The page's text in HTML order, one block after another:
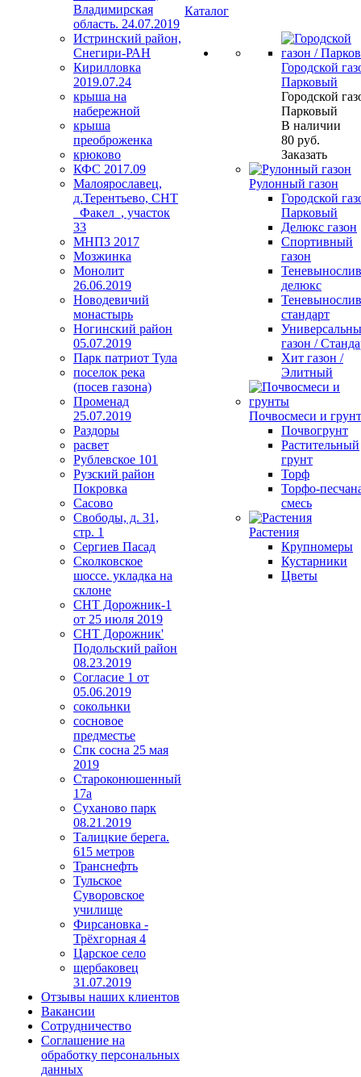
Владимирская
область. 24.07.2019
Истринский район,
Снегири-РАН
Кирилловка
2019.07.24
крыша на
набережной
крыша
преоброженка
крюково
КФС 2017.09
Малоярославец,
д.Терентьево, СНТ
_Факел_, участок
33
МНПЗ 2017
Мозжинка
Монолит
26.06.2019
Новодевичий
монастырь
Ногинский район
05.07.2019
Парк патриот Тула
поселок река
(посев газона)
Променад
25.07.2019
Раздоры
расвет
Рублевское 101
Рузский район
Покровка
Сасово
Свободы, д. 31,
стр. 1
Сергиев Пасад
Сколковское
шоссе. укладка на
склоне
СНТ Дорожник-1
от 25 июля 2019
СНТ Дорожник'
Подольский район
08.23.2019
Согласие 1 от
05.06.2019
сокольнки
сосновое
предместье
Спк сосна 25 мая
2019
Староконюшенный
17а
Суханово парк
08.21.2019
Талицкие берега.
615 метров
Транснефть
Тульское
Суворовское
училище
Фирсановка -
Трёхгорная 4
Царское село
щербаковец
31.07.2019
Отзывы наших клиентов
Вакансии
Сотрудничество
Соглашение на
обработку персональных
данных
Каталог
Городской
Парковый
Городской
Парковый
В наличии
80 руб.
Заказать
Рулонный газон
Городской
Парковый
Делюкс газон
Спортивный
газон
делюкс
стандарт
газон /
Хит газон /
Элитный
Почвосмеси и
Почвогрунт
Растительный
грунт
Торф
Торфо-
смесь
Растения
Крупномеры
Кустарники
Цветы